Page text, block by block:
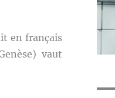
en français
vaut